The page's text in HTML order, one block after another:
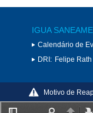
IGUA
Calendário de
DRI: Felipe
Motivo de